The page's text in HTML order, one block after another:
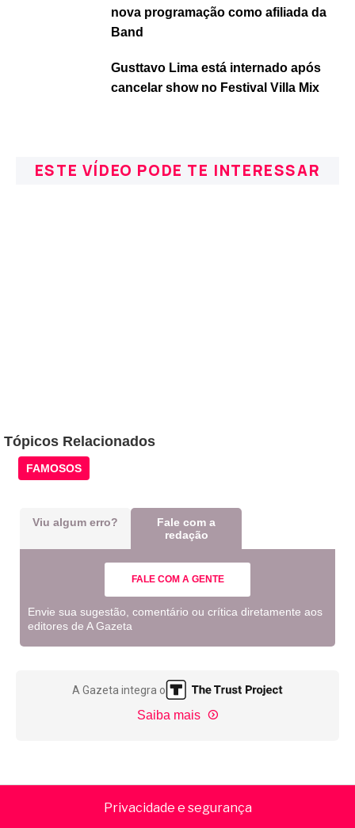
nova programação como afiliada da
Band
Gusttavo Lima está internado após
cancelar show no Festival Villa Mix
ESTE VÍDEO PODE TE INTERESSAR
Tópicos Relacionados
FAMOSOS
Viu algum erro?
Fale com a
redação
FALE COM A GENTE
Envie sua sugestão, comentário ou crítica diretamente aos
editores de A Gazeta
A Gazeta integra o
Saiba mais
Privacidade e segurança